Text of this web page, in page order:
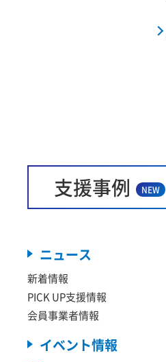
支援事例 NEW
ニュース
新着情報
PICK UP支援情報
会員事業者情報
イベント情報